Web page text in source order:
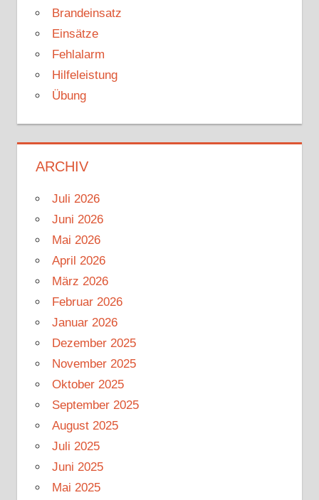
Brandeinsatz
Einsätze
Fehlalarm
Hilfeleistung
Übung
ARCHIV
Juli 2026
Juni 2026
Mai 2026
April 2026
März 2026
Februar 2026
Januar 2026
Dezember 2025
November 2025
Oktober 2025
September 2025
August 2025
Juli 2025
Juni 2025
Mai 2025